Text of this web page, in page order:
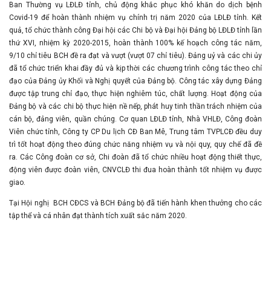
Ban Thường vụ LĐLĐ tỉnh, chủ động khắc phục khó khăn do dịch bệnh
Covid-19 để hoàn thành nhiệm vụ chính trị năm 2020 của LĐLĐ tỉnh. Kết
quả, tổ chức thành công Đại hội các Chi bộ và Đại hội Đảng bộ LĐLĐ tỉnh lần
thứ XVI, nhiệm kỳ 2020-2015, hoàn thành 100% kế hoạch công tác năm,
9/10 chỉ tiêu BCH đề ra đạt và vượt (vượt 07 chỉ tiêu). Đảng uỷ và các chi ủy
đã tổ chức triển khai đầy đủ và kịp thời các chương trình công tác theo chỉ
đạo của Đảng ủy Khối và Nghị quyết của Đảng bộ. Công tác xây dựng Đảng
được tập trung chỉ đạo, thực hiện nghiêm túc, chất lượng. Hoạt động của
Đảng bộ và các chi bộ thực hiện nề nếp, phát huy tinh thần trách nhiệm của
cán bộ, đảng viên, quần chúng. Cơ quan LĐLĐ tỉnh, Nhà VHLĐ, Công đoàn
Viên chức tỉnh, Công ty CP Du lịch CĐ Ban Mê, Trung tâm TVPLCĐ đều duy
trì tốt hoạt động theo đúng chức năng nhiệm vụ và nội quy, quy chế đã đề
ra. Các Công đoàn cơ sở, Chi đoàn đã tổ chức nhiều hoạt động thiết thực,
động viên được đoàn viên, CNVCLĐ thi đua hoàn thành tốt nhiệm vụ được
giao.
Tại Hội nghị BCH CĐCS và BCH Đảng bộ đã tiến hành khen thưởng cho các
tập thể và cá nhân đạt thành tích xuất sắc năm 2020.